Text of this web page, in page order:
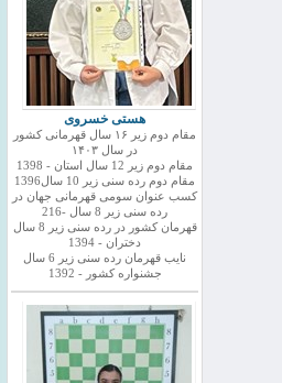
هستی خسروی
مقام دوم زیر ۱۶ سال قهرمانی کشور
در سال ۱۴۰۳
مقام دوم زیر 12 سال استان - 1398
مقام دوم رده سنی زیر 10 سال1396
کسب عنوان سومی قهرمانی جهان در
رده سنی زیر 8 سال -216
قهرمان کشور در رده سنی زیر 8 سال
دختران - 1394
نایب قهرمان رده سنی زیر 6 سال
جشنواره کشور - 1392